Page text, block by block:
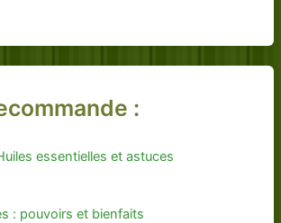
:
essentielles et astuces
: pouvoirs et bienfaits